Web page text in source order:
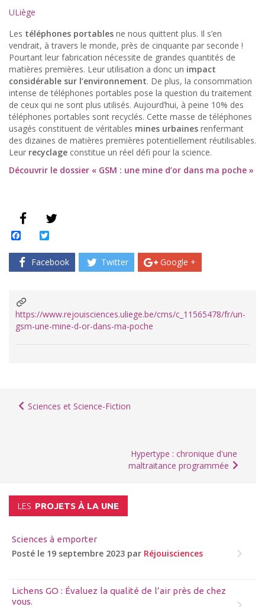
ULiège
Les téléphones portables ne nous quittent plus. Il s’en
vendrait, à travers le monde, près de cinquante par seconde !
Pourtant leur fabrication nécessite de grandes quantités de
matières premières. Leur utilisation a donc un impact
considérable sur l’environnement. De plus, la consommation
intense de téléphones portables pose la question du traitement
de ceux qui ne sont plus utilisés. Aujourd’hui, à peine 10% des
téléphones portables sont recyclés. Cette masse de téléphones
usagés constituent de véritables mines urbaines renfermant
des dizaines de matières premières potentiellement réutilisables.
Leur recyclage constitue un réel défi pour la science.
Découvrir le dossier « GSM : une mine d’or dans ma poche »
Facebook
Facebook Twitter Google +
https://www.rejouisciences.uliege.be/cms/c_11565478/fr/un-
gsm-une-mine-d-or-dans-ma-poche
Sciences et Science-Fiction
Hypertype : chronique d'une
maltraitance programmée
LES PROJETS À LA UNE
Sciences à emporter
Posté le 19 septembre 2023 par Réjouisciences
Lichens GO : Évaluez la qualité de l’air près de chez
vous.